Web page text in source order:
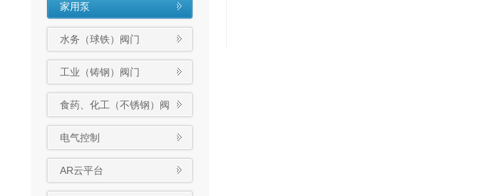
家用泵
水务（球铁）阀门
工业（铸钢）阀门
食药、化工（不锈钢）阀
门
电气控制
AR云平台